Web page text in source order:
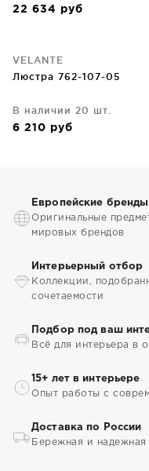
22 634 руб
VELANTE
Люстра 762-107-05
В наличии 20 шт.
6 210 руб
Европейские бренды
Оригинальные
мировых брендов
Интерьерный отбор
Коллекции,
сочетаемости
Подбор под ваш
Всё для интерьера в
15+ лет в интерьере
Опыт работы с
Доставка по России
Бережная и надежная